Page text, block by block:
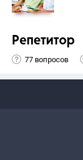
Репетитор
77 вопросов